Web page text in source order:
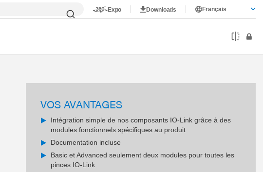
Expo Downloads Français
VOS AVANTAGES
Intégration simple de nos composants IO-Link grâce à des
modules fonctionnels spécifiques au produit
Documentation incluse
Basic et Advanced seulement deux modules pour toutes les
pinces IO-Link